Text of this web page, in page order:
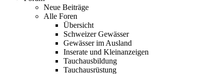
Neue Beiträge
Alle Foren
Übersicht
Schweizer Gewässer
Gewässer im Ausland
Inserate und Kleinanzeigen
Tauchausbildung
Tauchausrüstung